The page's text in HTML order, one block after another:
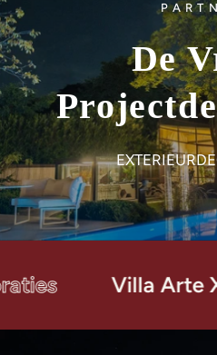
De
Villa Arte X de